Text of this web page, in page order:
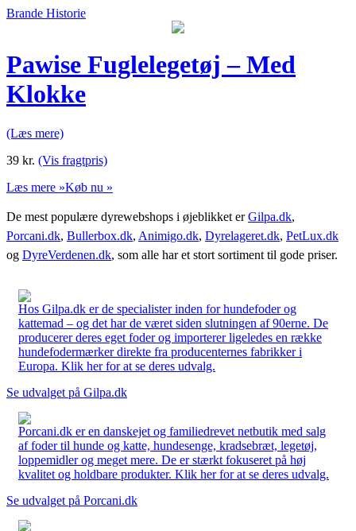
Brande Historie
Pawise Fuglelegetøj – Med
Klokke
(Læs mere)
39 kr. (Vis fragtpris)
Læs mere »Køb nu »
De mest populære dyrewebshops i øjeblikket erGilpa.dk,
Porcani.dk, Bullerbox.dk, Animigo.dk, Dyrelageret.dk, PetLux.dk
og DyreVerdenen.dk, som alle har et stort sortiment til gode priser.
Hos Gilpa.dk er de specialister inden for hundefoder og
kattemad – og det har de været siden slutningen af 90erne. De
producerer deres eget foder og importerer ligeledes en række
hundefodermærker direkte fra producenternes fabrikker i
Europa. Klik her for at se deres udvalg.
Se udvalget på Gilpa.dk
Porcani.dk er en danskejet og familiedrevet netbutik med salg
af foder til hunde og katte, hundesenge, kradsebræt, legetøj,
loppemidler og meget mere. De er stærkt fokuseret på høj
kvalitet og holdbare produkter. Klik her for at se deres udvalg.
Se udvalget på Porcani.dk